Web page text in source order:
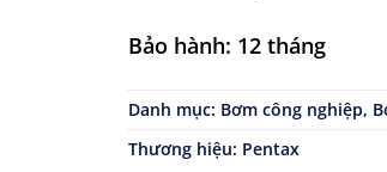
Bảo hành: 12 tháng
Danh mục: Bơm công nghiệp,
Thương hiệu: Pentax